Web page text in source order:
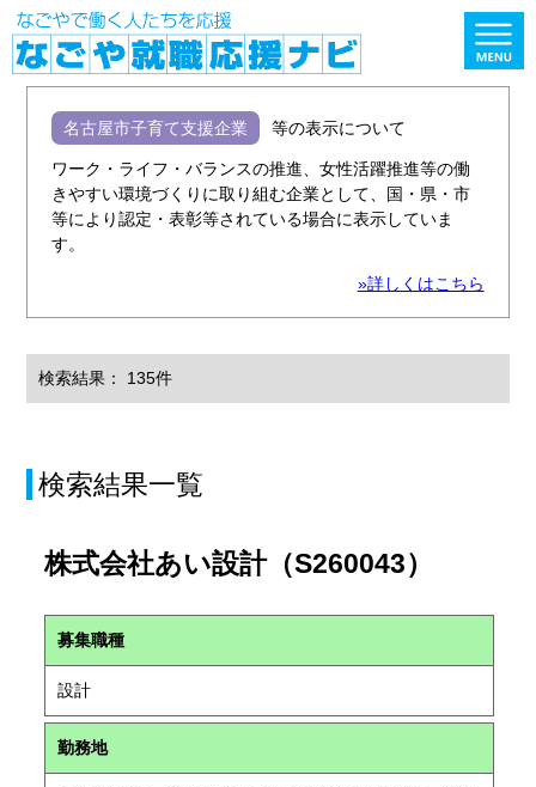
名古屋市子育て支援企業 等の表示について
ワーク・ライフ・バランスの推進、女性活躍推進等の働
きやすい環境づくりに取り組む企業として、国・県・市
等により認定・表彰等されている場合に表示していま
す。
»詳しくはこちら
検索結果： 135件
検索結果一覧
株式会社あい設計（S260043）
募集職種
設計
勤務地